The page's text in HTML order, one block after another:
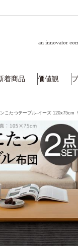
an innovator
着商品 価値観
こたつテーブル-イーズ 120x75cm